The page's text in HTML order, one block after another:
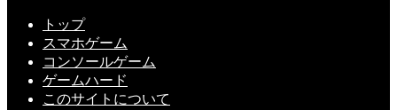
トップ
スマホゲーム
コンソールゲーム
ゲームハード
このサイトについて